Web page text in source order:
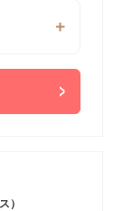
）